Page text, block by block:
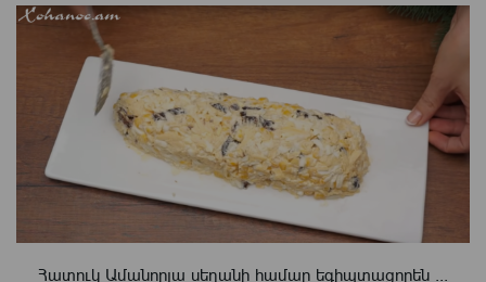
Հատուկ Ամանորյա սեղանի համար եգիպտացորեն ...